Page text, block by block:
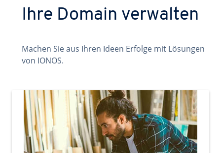
Ihre Domain verwalten
Machen Sie aus Ihren Ideen Erfolge mit Lösungen
von IONOS.